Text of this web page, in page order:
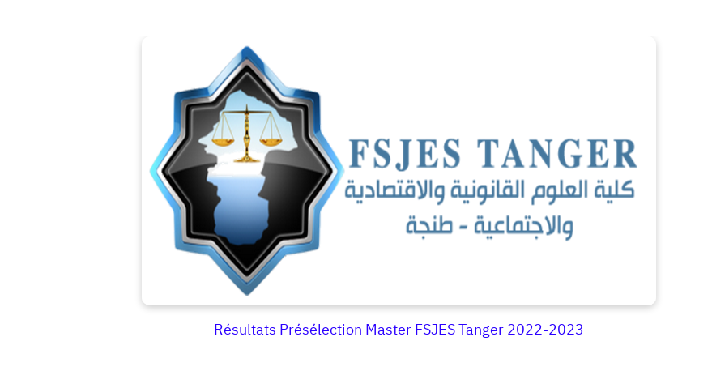
Résultats Présélection Master FSJES Tanger 2022-2023